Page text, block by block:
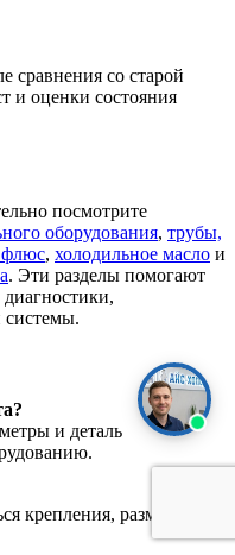
сравнения со старой
и оценки состояния
посмотрите
оборудования, трубы,
, холодильное масло и
. Эти разделы помогают
системы.
и деталь
крепления, размеры,